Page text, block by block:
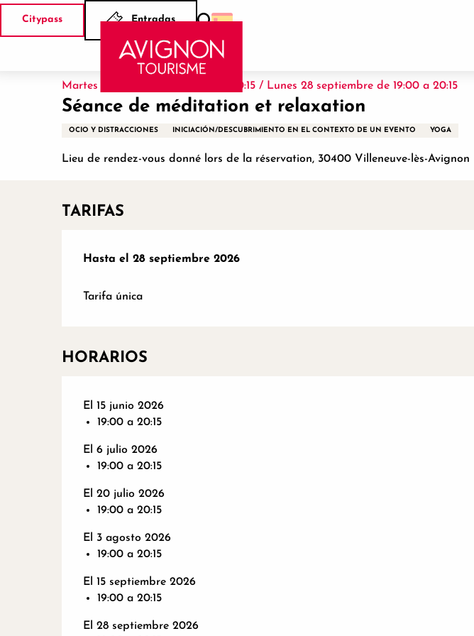
Aller
Citypass Entradas
Buscar
Inicio Séance de méditation et relaxation
Martes 15 septiembre de 19:00 a 20:15 / Lunes 28 septiembre de 19:00 a 20:15
Séance de méditation et relaxation
OCIO Y DISTRACCIONES INICIACIÓN/DESCUBRIMIENTO EN EL CONTEXTO DE UN EVENTO YOGA
Lieu de rendez-vous donné lors de la réservation, 30400 Villeneuve-lès-Avignon
TARIFAS
Desde 13 abril 2026 hasta28 septiembre 2026
Hasta el 28 septiembre 2026
Tarifa única
HORARIOS
El 15 junio 2026
19:00 a 20:15
El 6 julio 2026
19:00 a 20:15
El 20 julio 2026
19:00 a 20:15
El 3 agosto 2026
19:00 a 20:15
El 15 septiembre 2026
19:00 a 20:15
El 28 septiembre 2026